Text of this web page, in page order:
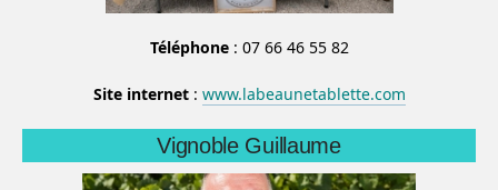
Téléphone: 07 66 46 55 82
Site internet: www.labeaunetablette.com
Vignoble Guillaume